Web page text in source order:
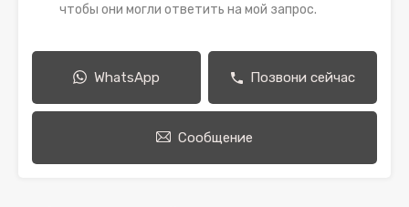
чтобы они могли ответить на мой запрос.
WhatsApp Позвони сейчас
Сообщение